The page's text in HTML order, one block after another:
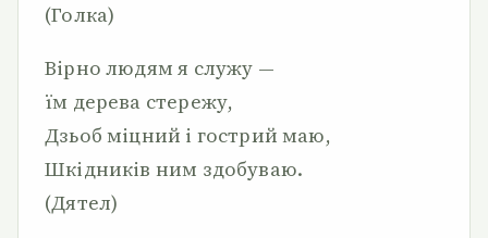
(Голка)
Вірно людям я служу —
їм дерева стережу,
Дзьоб міцний і гострий маю,
Шкідників ним здобуваю.
(Дятел)